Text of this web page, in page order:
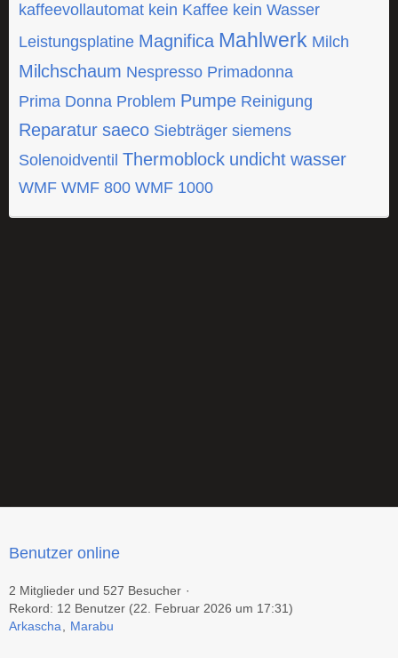
kaffeevollautomat kein Kaffee kein Wasser
Leistungsplatine Magnifica Mahlwerk Milch
Milchschaum Nespresso Primadonna
Prima Donna Problem Pumpe Reinigung
Reparatur saeco Siebträger siemens
Solenoidventil Thermoblock undicht wasser
WMF WMF 800 WMF 1000
Benutzer online
2 Mitglieder und 527 Besucher
Rekord: 12 Benutzer (22. Februar 2026 um 17:31)
Arkascha
Marabu